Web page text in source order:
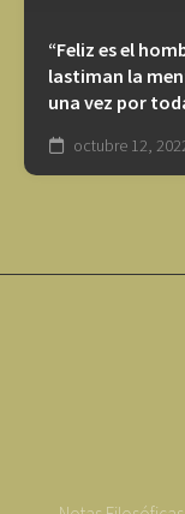
“Feliz es el
lastiman la
una vez por
octubre 12,